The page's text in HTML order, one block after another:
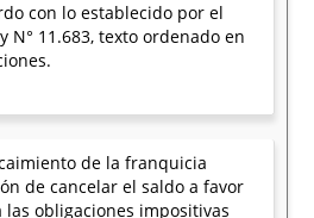
con lo establecido por el
N° 11.683, texto ordenado en
de la franquicia
de cancelar el saldo a favor
obligaciones impositivas